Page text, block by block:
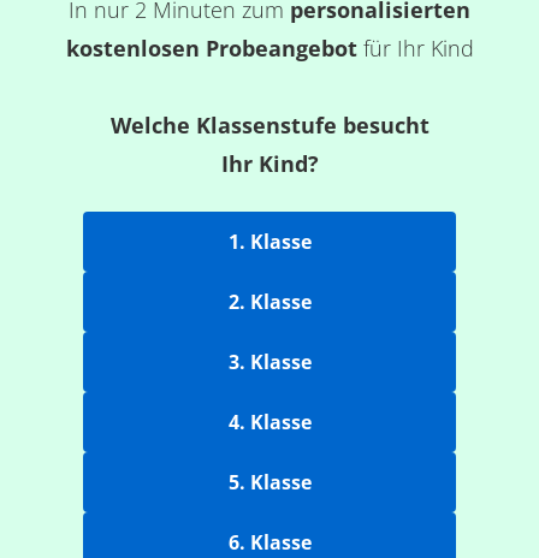
In nur 2 Minuten zum personalisierten
kostenlosen Probeangebotfür Ihr Kind
Welche Klassenstufe besucht
Ihr Kind?
1. Klasse
2. Klasse
3. Klasse
4. Klasse
5. Klasse
6. Klasse